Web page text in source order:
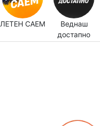
ЛЕТЕН САЕМ
Веднаш
достапно